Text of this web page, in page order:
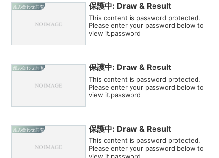
組み合わせ共有 保護中: Draw & Result
This content is password protected.
Please enter your password below to
view it.password
組み合わせ共有 保護中: Draw & Result
This content is password protected.
Please enter your password below to
view it.password
組み合わせ共有 保護中: Draw & Result
This content is password protected.
Please enter your password below to
view it.password